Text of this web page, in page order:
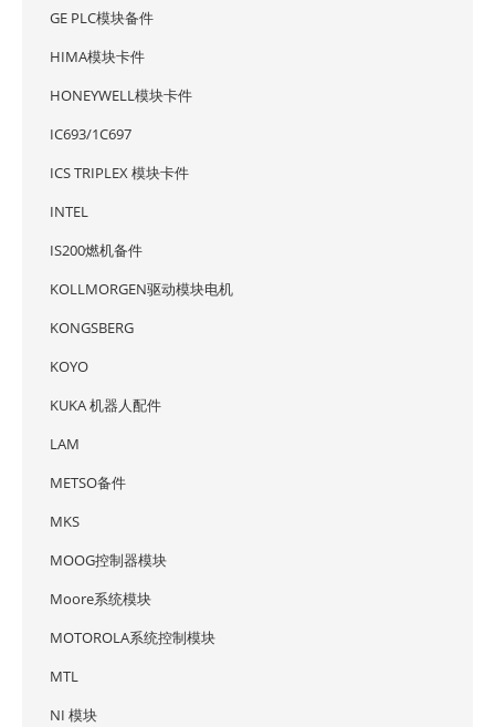
GE PLC模块备件
HIMA模块卡件
HONEYWELL模块卡件
IC693/1C697
ICS TRIPLEX 模块卡件
INTEL
IS200燃机备件
KOLLMORGEN驱动模块电机
KONGSBERG
KOYO
KUKA 机器人配件
LAM
METSO备件
MKS
MOOG控制器模块
Moore系统模块
MOTOROLA系统控制模块
MTL
NI 模块